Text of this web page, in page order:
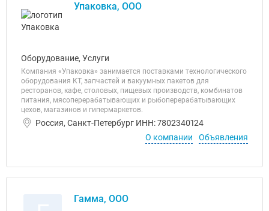
Упаковка, ООО
Оборудование, Услуги
Компания «Упаковка» занимается поставками технологического
оборудования КТ, запчастей и вакуумных пакетов для
ресторанов, кафе, столовых, пищевых производств, комбинатов
питания, мясоперерабатывающих и рыбоперерабатывающих
цехов, магазинов и гипермаркетов.
Россия, Санкт-Петербург ИНН: 7802340124
О компании
Объявления
Гамма, ООО